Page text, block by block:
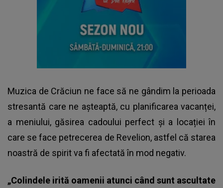
Muzica de Crăciun ne face să ne gândim la perioada
stresantă care ne așteaptă, cu planificarea vacanței,
a meniului, găsirea cadoului perfect și a locației în
care se face petrecerea de Revelion, astfel că starea
noastră de spirit va fi afectată în mod negativ.
„Colindele irită oamenii atunci când sunt ascultate